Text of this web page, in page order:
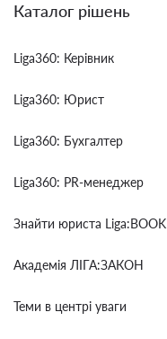
Каталог рішень
Liga360: Керівник
Liga360: Юрист
Liga360: Бухгалтер
Liga360: PR-менеджер
Знайти юриста Liga:BOOK
Академія ЛІГА:ЗАКОН
Теми в центрі уваги